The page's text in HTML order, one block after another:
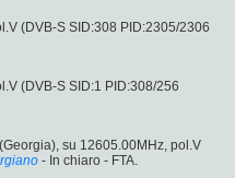
(DVB-S SID:308 PID:2305/2306
(DVB-S SID:1 PID:308/256
(Georgia), su 12605.00MHz, pol.V
- In chiaro - FTA.